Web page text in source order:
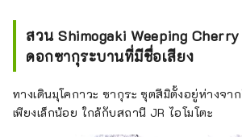
สวน Shimogaki Weeping
ดอกซากุระบานที่มีชื่อเสียง
ทางเดินมุโคกาวะ ซากุระ ซุตสึมิตั้งอยู่ห่างจา
เพียงเล็กน้อย ใกล้กับสถานี JR ไอโมโตะ